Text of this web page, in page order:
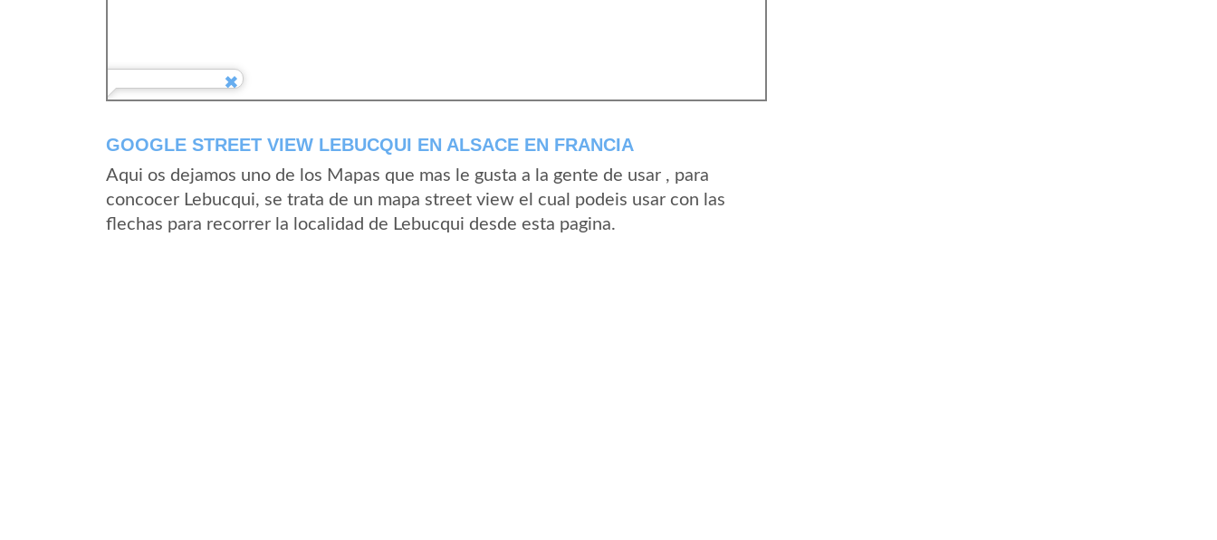
GOOGLE STREET VIEW LEBUCQUI EN ALSACE EN FRANCIA
Aqui os dejamos uno de los Mapas que mas le gusta a la gente de usar , para
concocer Lebucqui, se trata de un mapa street view el cual podeis usar con las
flechas para recorrer la localidad de Lebucqui desde esta pagina.